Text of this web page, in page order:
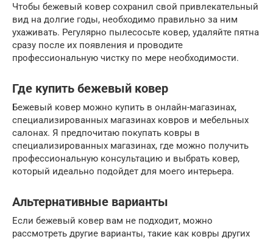
Чтобы бежевый ковер сохранил свой привлекательный
вид на долгие годы, необходимо правильно за ним
ухаживать. Регулярно пылесосьте ковер, удаляйте пятна
сразу после их появления и проводите
профессиональную чистку по мере необходимости.
Где купить бежевый ковер
Бежевый ковер можно купить в онлайн-магазинах,
специализированных магазинах ковров и мебельных
салонах. Я предпочитаю покупать ковры в
специализированных магазинах, где можно получить
профессиональную консультацию и выбрать ковер,
который идеально подойдет для моего интерьера.
Альтернативные варианты
Если бежевый ковер вам не подходит, можно
рассмотреть другие варианты, такие как ковры других